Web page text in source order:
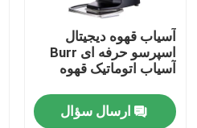
تور کارخانه
کنترل کیفیت
با ما تماس بگیرید
آسیاب قهوه دیجیتال
اسپرسو حرفه ای Burr
آسیاب اتوماتیک قهوه
ارسال سؤال